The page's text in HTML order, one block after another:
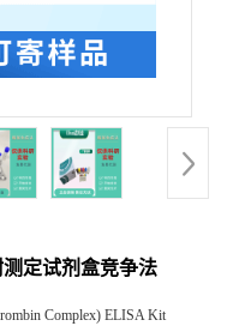
定试剂盒竞争法
Complex) ELISA Kit